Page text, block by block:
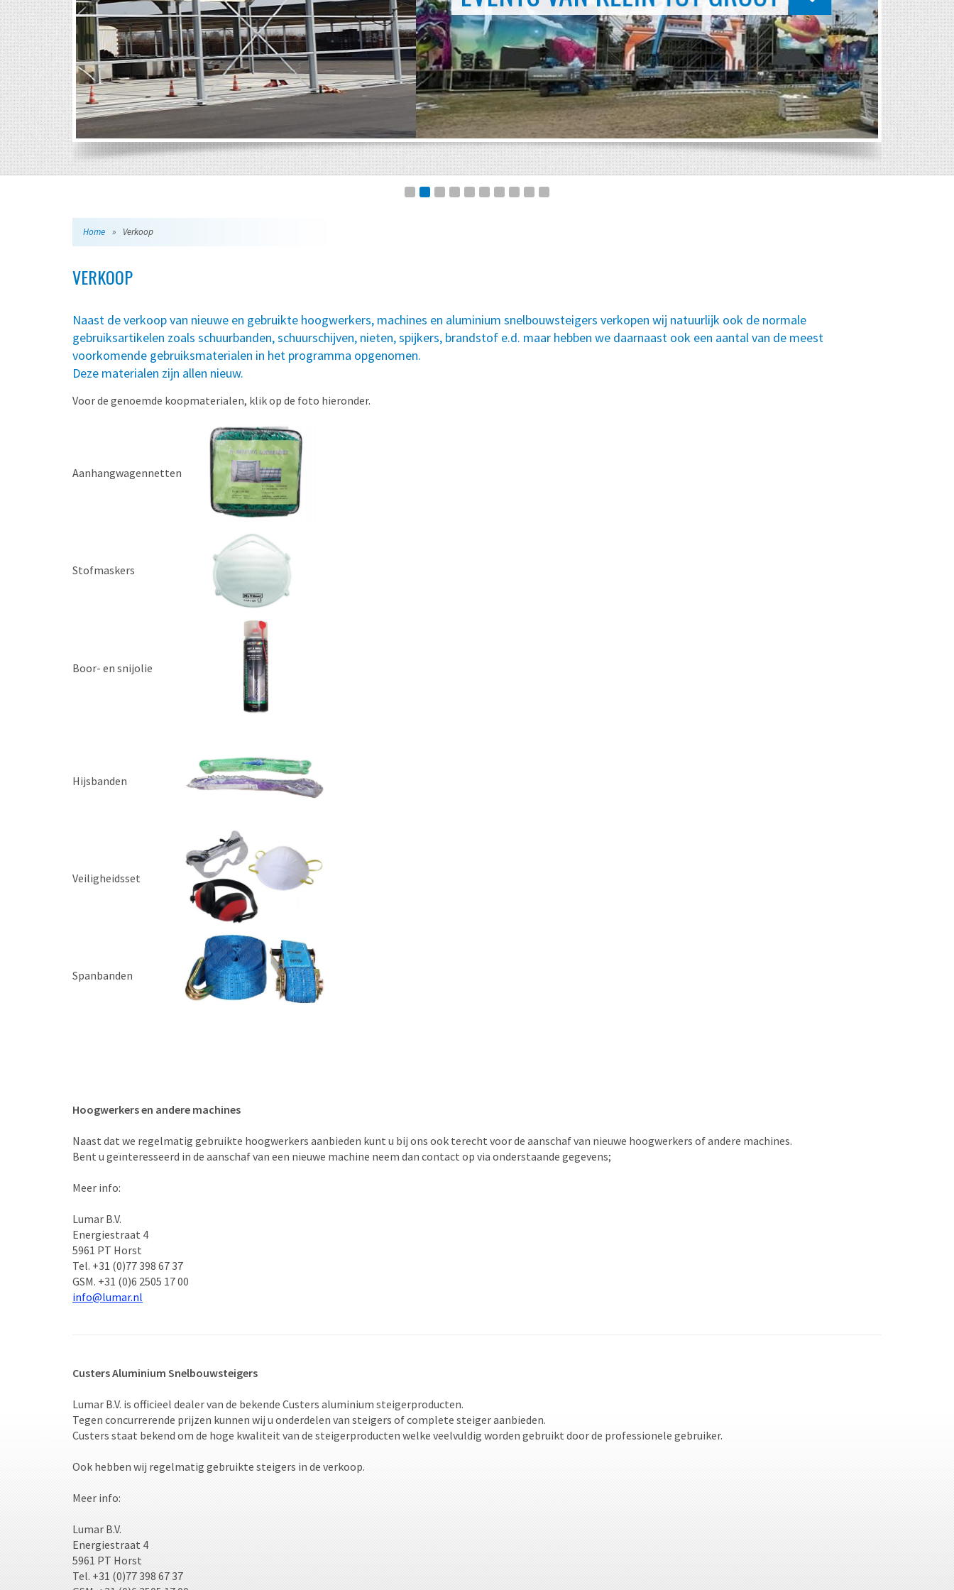
Home » Verkoop
VERKOOP
Naast de verkoop van nieuwe en gebruikte hoogwerkers, machines en aluminium snelbouwsteigers verkopen wij natuurlijk ook de normale
gebruiksartikelen zoals schuurbanden, schuurschijven, nieten, spijkers, brandstof e.d. maar hebben we daarnaast ook een aantal van de meest
voorkomende gebruiksmaterialen in het programma opgenomen.
Deze materialen zijn allen nieuw.
Voor de genoemde koopmaterialen, klik op de foto hieronder.
Aanhangwagennetten
Stofmaskers
Boor- en snijolie
Hijsbanden
Veiligheidsset
Spanbanden
Hoogwerkers en andere machines
Naast dat we regelmatig gebruikte hoogwerkers aanbieden kunt u bij ons ook terecht voor de aanschaf van nieuwe hoogwerkers of andere machines.
Bent u geïnteresseerd in de aanschaf van een nieuwe machine neem dan contact op via onderstaande gegevens;
Meer info:
Lumar B.V.
Energiestraat 4
5961 PT Horst
Tel. +31 (0)77 398 67 37
GSM. +31 (0)6 2505 17 00
info@lumar.nl
Custers Aluminium Snelbouwsteigers
Lumar B.V. is officieel dealer van de bekende Custers aluminium steigerproducten.
Tegen concurrerende prijzen kunnen wij u onderdelen van steigers of complete steiger aanbieden.
Custers staat bekend om de hoge kwaliteit van de steigerproducten welke veelvuldig worden gebruikt door de professionele gebruiker.
Ook hebben wij regelmatig gebruikte steigers in de verkoop.
Meer info:
Lumar B.V.
Energiestraat 4
5961 PT Horst
Tel. +31 (0)77 398 67 37